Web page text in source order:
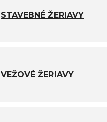
STAVEBNÉ ŽERIAVY
VEŽOVÉ ŽERIAVY